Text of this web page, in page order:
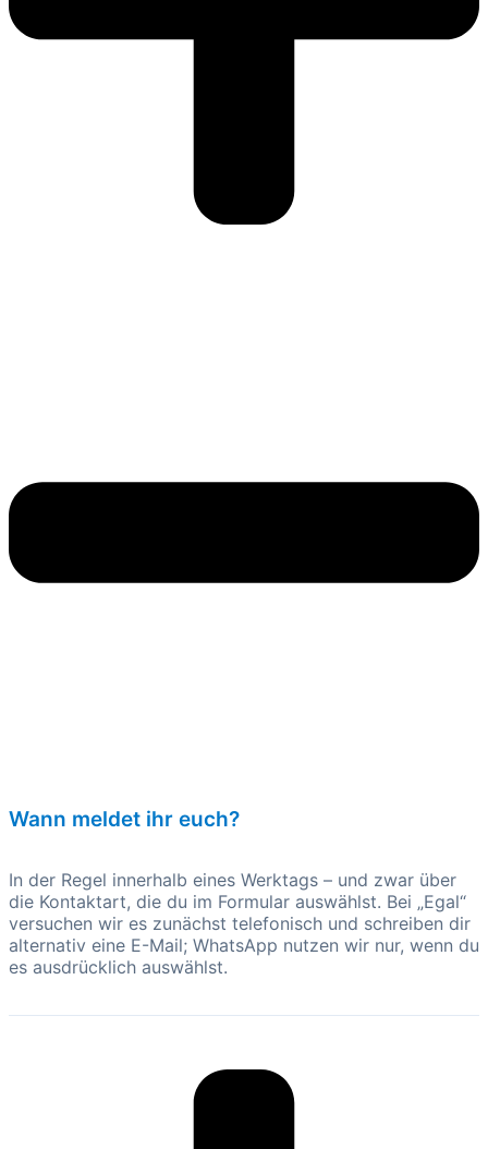
Wann meldet ihr euch?
In der Regel innerhalb eines Werktags – und zwar über
die Kontaktart, die du im Formular auswählst. Bei „Egal“
versuchen wir es zunächst telefonisch und schreiben dir
alternativ eine E-Mail; WhatsApp nutzen wir nur, wenn du
es ausdrücklich auswählst.